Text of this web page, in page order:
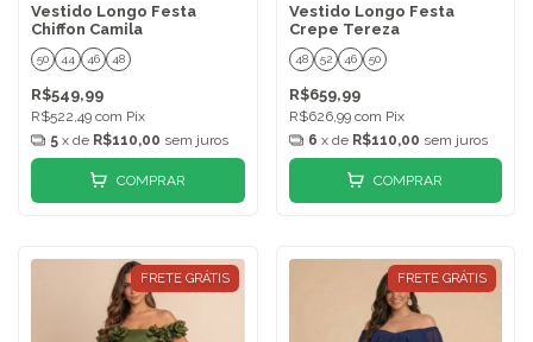
Vestido Longo Festa
Chiffon Camila
50 44 46 48
R$549,99
R$522,49 com Pix
5 x de R$110,00 sem juros
COMPRAR
Vestido Longo Festa
Crepe Tereza
48 52 46 50
R$659,99
R$626,99 com Pix
6 x de R$110,00 sem juros
COMPRAR
FRETE GRÁTIS FRETE GRÁTIS